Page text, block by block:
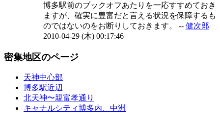
博多駅前のブックオフあたりを一応すすめておき
ますが、確実に豊富だと言える状況を保障するも
のではないのをお断りしておきます。 -- 健次郎
2010-04-29 (木) 00:17:46
密集地区のページ
天神中心部
博多駅近辺
北天神〜親富孝通り
キャナルシティ博多内、中洲